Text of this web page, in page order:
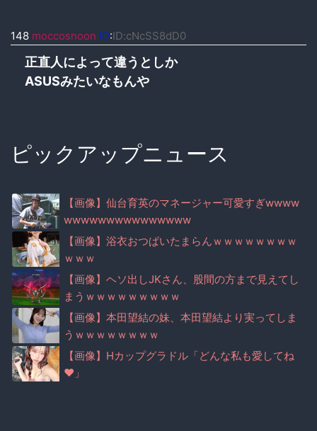
148 moccosnoon ID:ID:cNcSS8dD0
正直人によって違うとしか
ASUSみたいなもんや
ピックアップニュース
【画像】仙台育英のマネージャー可愛すぎwwww
wwwwwwwwwwwwwww
【画像】浴衣おつぱいたまらんｗｗｗｗｗｗｗｗ
ｗｗｗ
【画像】ヘソ出しJKさん、股間の方まで見えてし
まうｗｗｗｗｗｗｗｗｗ
【画像】本田望結の妹、本田望結より実ってしま
うｗｗｗｗｗｗｗｗ
【画像】Hカップグラドル「どんな私も愛してね
♥」